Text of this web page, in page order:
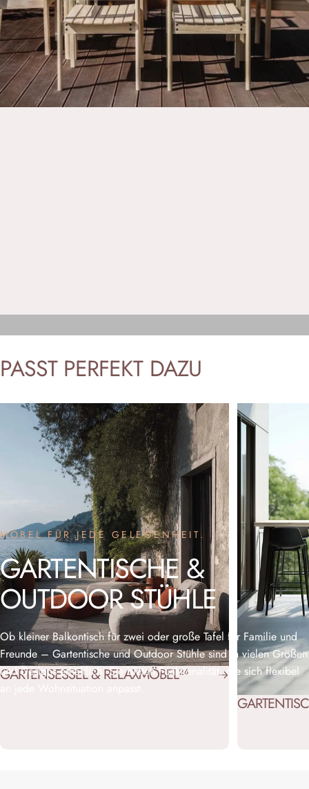
MÖBEL FÜR JEDE GELEGENHEIT.
GARTENTISCHE&
OUTDOORSTÜHLE
Ob kleiner Balkontisch für zwei oder große Tafel für Familie und
Freunde – Gartentische und Outdoor Stühle sind in vielen Größen
und Designs erhältlich. Sie bieten Funktionalität, die sich flexibel
PASST PERFEKT DAZU
GARTENSESSEL & RELAXMÖBEL24